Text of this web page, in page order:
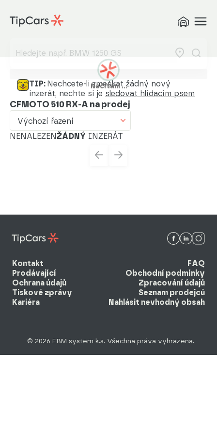
Načítám …
TIP: Nechcete-li zmeškat žádný nový
inzerát, nechte si je sledovat hlídacím psem
CFMOTO 510 RX-A na prodej
Výchozí řazení
Výchozí řazení
Od nejdražšího
Od nejmenšího nájezdu
Od nejvyššího nájezdu
Od nejstaršího vozu
Od nejnovějšího vozu
Od nejnovějšího inzerátu
Abecedně od Z do A
NENALEZENŽÁDNÝ INZERÁT
Kontakt
FAQ
Prodávající
Obchodní podmínky
Ochrana údajů
Zpracování údajů
Tiskové zprávy
Seznam prodejců
Kariéra
Nahlásit nevhodný obsah
© 2026 EBM system k.s. Všechna práva vyhrazena.